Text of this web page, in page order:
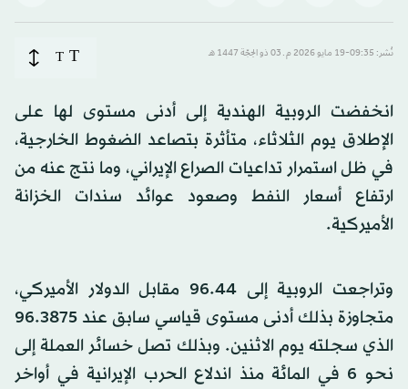
نُشر: 09:35-19 مايو 2026 م ـ 03 ذو الحِجّة 1447 هـ T
T
انخفضت الروبية الهندية إلى أدنى مستوى لها على
الإطلاق يوم الثلاثاء، متأثرة بتصاعد الضغوط الخارجية،
في ظل استمرار تداعيات الصراع الإيراني، وما نتج عنه من
ارتفاع أسعار النفط وصعود عوائد سندات الخزانة
الأميركية.
وتراجعت الروبية إلى 96.44 مقابل الدولار الأميركي،
متجاوزة بذلك أدنى مستوى قياسي سابق عند 96.3875
الذي سجلته يوم الاثنين. وبذلك تصل خسائر العملة إلى
نحو 6 في المائة منذ اندلاع الحرب ال
إيرانية في أواخر